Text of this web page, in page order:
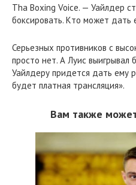
Tha Boxing Voice. — Уайлдер
боксировать. Кто может дать
Серьезных противников с
просто нет. А Луис выигрывал
Уайлдеру придется дать ему
будет платная трансляция».
Вам также